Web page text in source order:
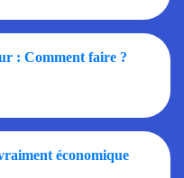
: Comment faire ?
économique